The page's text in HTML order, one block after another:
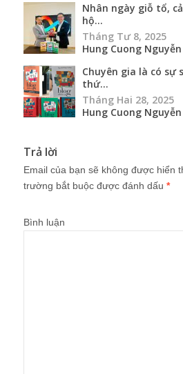
Nhân ngày giỗ tổ,
hộ...
Tháng Tư 8, 2025
Hung Cuong Nguyễn
Chuyên gia là có sự
thứ...
Tháng Hai 28, 2025
Hung Cuong Nguyễn
Trả lời
Email của bạn sẽ không được hiển
trường bắt buộc được đánh dấu *
Bình luận